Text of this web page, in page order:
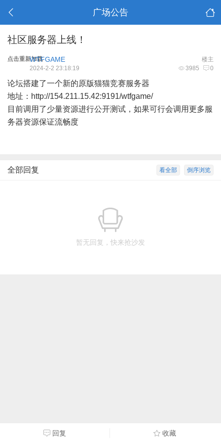
广场公告
社区服务器上线！
点击重新加载 楼主
WTFGAME
3985 0
2024-2-2 23:18:19
论坛搭建了一个新的原版猫猫竞赛服务器
地址： http://154.211.15.42:9191/wtfgame/
目前调用了少量资源进行公开测试，如果可行会调用更多服
务器资源保证流畅度
倒序浏览
看全部
全部回复
暂无回复，快来抢沙发
回复 收藏